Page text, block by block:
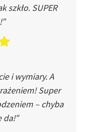
szkło. SUPER
i wymiary. A
Super
– chyba
da!”